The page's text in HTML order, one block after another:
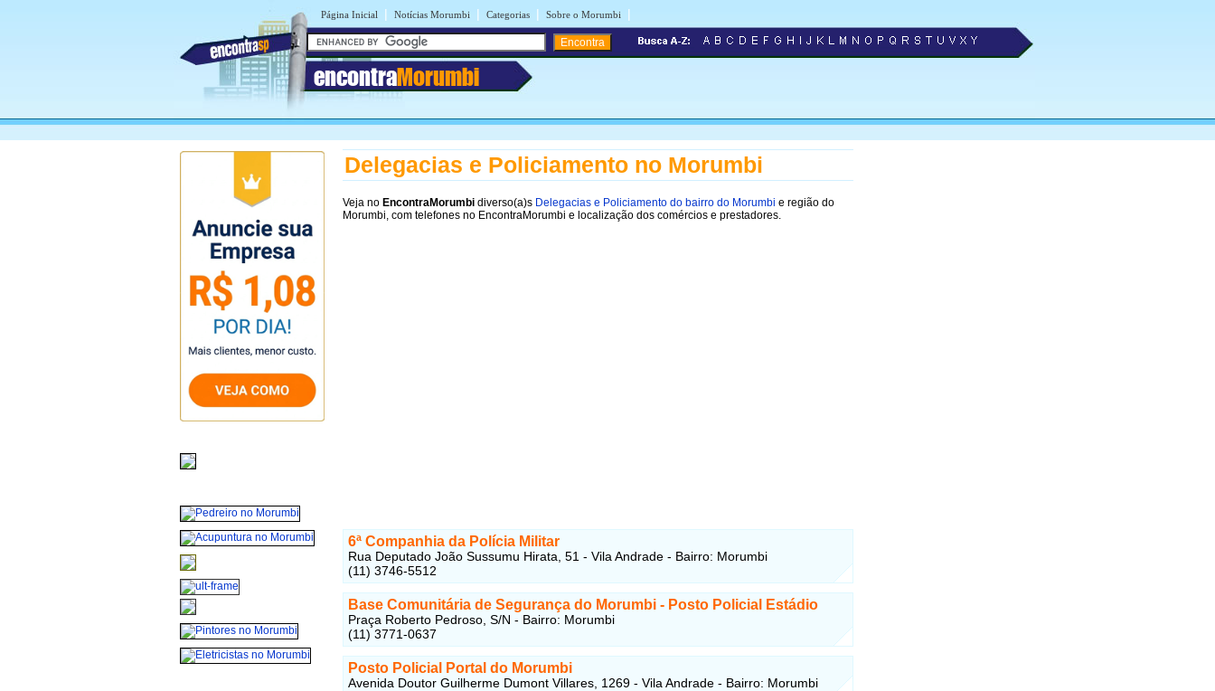
Página Inicial | Notícias Morumbi | Categorias | Sobre o Morumbi |
encontraMorumbi
Delegacias e Policiamento no Morumbi
Veja no EncontraMorumbi diverso(a)s Delegacias e Policiamento do bairro do Morumbi e região do
Morumbi, com telefones no EncontraMorumbi e localização dos comércios e prestadores.
6ª Companhia da Polícia Militar
Rua Deputado João Sussumu Hirata, 51 - Vila Andrade - Bairro: Morumbi
(11) 3746-5512
Base Comunitária de Segurança do Morumbi - Posto Policial Estádio
Praça Roberto Pedroso, S/N - Bairro: Morumbi
(11) 3771-0637
Posto Policial Portal do Morumbi
Avenida Doutor Guilherme Dumont Villares, 1269 - Vila Andrade - Bairro: Morumbi